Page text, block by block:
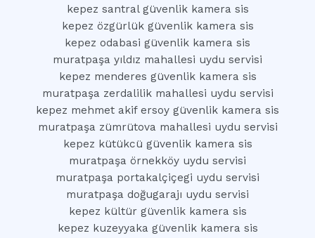
kepez santral güvenlik kamera sis
kepez özgürlük güvenlik kamera sis
kepez odabasi güvenlik kamera sis
muratpaşa yıldız mahallesi uydu servisi
kepez menderes güvenlik kamera sis
muratpaşa zerdalilik mahallesi uydu servisi
kepez mehmet akif ersoy güvenlik kamera sis
muratpaşa zümrütova mahallesi uydu servisi
kepez kütükcü güvenlik kamera sis
muratpaşa örnekköy uydu servisi
muratpaşa portakalçiçegi uydu servisi
muratpaşa doğugarajı uydu servisi
kepez kültür güvenlik kamera sis
kepez kuzeyyaka güvenlik kamera sis